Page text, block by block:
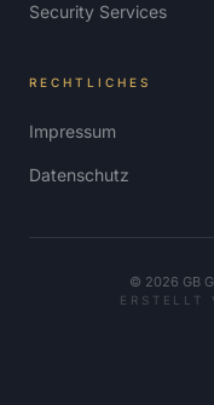
Security Services
RECHTLICHES
Impressum
Datenschutz
© 2026 GB
ERSTELLT